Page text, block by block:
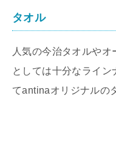
タオル
人気の今治タオルや
としては十分なライン
てantinaオリジナルの